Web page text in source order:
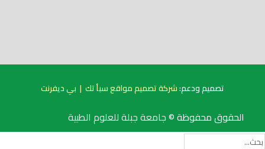
تصميم ودعم:شركة تصميم مواقع سبأ تك | بي ديفرنت
الحقوق محفوظة ©جامعة جبلة للعلوم الطبية